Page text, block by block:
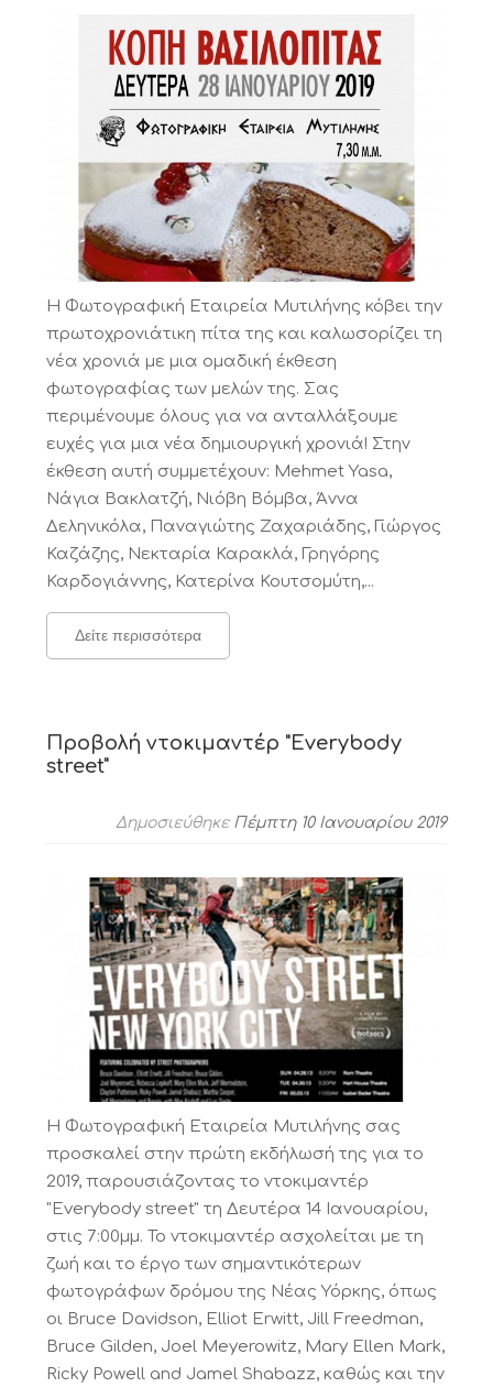
Η Φωτογραφική Εταιρεία Μυτιλήνης κόβει την
πρωτοχρονιάτικη πίτα της και καλωσορίζει τη
νέα χρονιά με μια ομαδική έκθεση
φωτογραφίας των μελών της. Σας
περιμένουμε όλους για να ανταλλάξουμε
ευχές για μια νέα δημιουργική χρονιά! Στην
έκθεση αυτή συμμετέχουν: Mehmet Yasa,
Νάγια Βακλατζή, Νιόβη Βόμβα, Άννα
Δεληνικόλα, Παναγιώτης Ζαχαριάδης, Γιώργος
Καζάζης, Νεκταρία Καρακλά, Γρηγόρης
Καρδογιάννης, Κατερίνα Κουτσομύτη,...
Δείτε περισσότερα
Προβολή ντοκιμαντέρ "Everybody
street"
Δημοσιεύθηκε Πέμπτη 10 Ιανουαρίου 2019
Η Φωτογραφική Εταιρεία Μυτιλήνης σας
προσκαλεί στην πρώτη εκδήλωσή της για το
2019, παρουσιάζοντας το ντοκιμαντέρ
"Everybody street" τη Δευτέρα 14 Ιανουαρίου,
στις 7:00μμ. Το ντοκιμαντέρ ασχολείται με τη
ζωή και το έργο των σημαντικότερων
φωτογράφων δρόμου της Νέας Υόρκης, όπως
οι Bruce Davidson, Elliot Erwitt, Jill Freedman,
Bruce Gilden, Joel Meyerowitz, Mary Ellen Mark,
Ricky Powell and Jamel Shabazz, καθώς και την